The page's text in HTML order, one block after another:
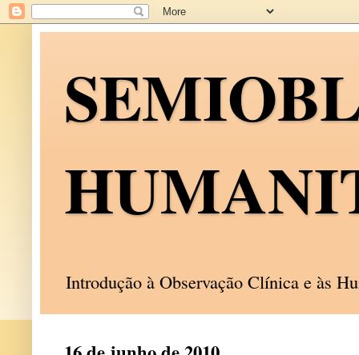
Introdução à Observação Clínica e às